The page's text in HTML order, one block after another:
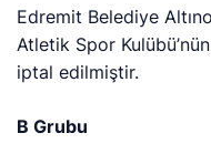
Edremit Belediye
Atletik Spor
iptal edilmiştir.
B Grubu